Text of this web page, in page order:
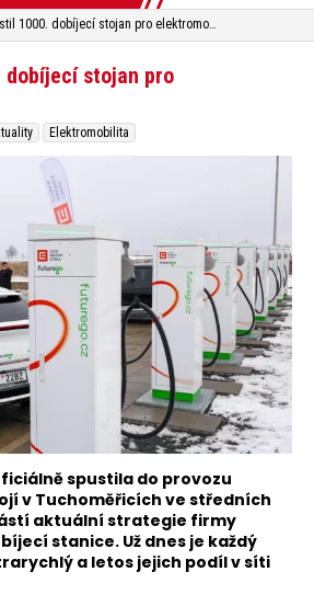
ČEZ spustil 1000. dobíjecí stojan pro elektromobily
dobíjecí stojan pro
Elektromobilita
spustila do provozu
v Tuchoměřicích ve středních
aktuální strategie firmy
stanice. Už dnes je každý
a letos jejich podíl v síti